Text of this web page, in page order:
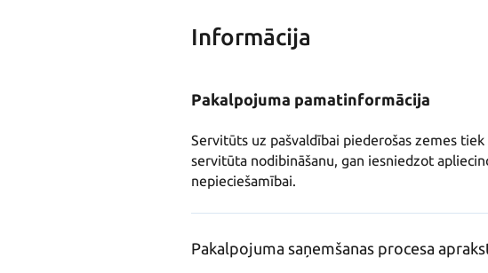
Informācija
Pakalpojuma pamatinformācija
Servitūts uz pašvaldībai piederošas zemes
servitūta nodibināšanu, gan iesniedzot
nepieciešamībai.
Pakalpojuma saņemšanas procesa